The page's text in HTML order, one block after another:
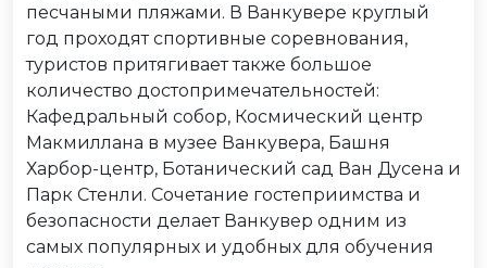
песчаными пляжами. В Ванкувере круглый
год проходят спортивные соревнования,
туристов притягивает также большое
количество достопримечательностей:
Кафедральный собор, Космический центр
Макмиллана в музее Ванкувера, Башня
Харбор-центр, Ботанический сад Ван Дусена и
Парк Стенли. Сочетание гостеприимства и
безопасности делает Ванкувер одним из
самых популярных и удобных для обучения